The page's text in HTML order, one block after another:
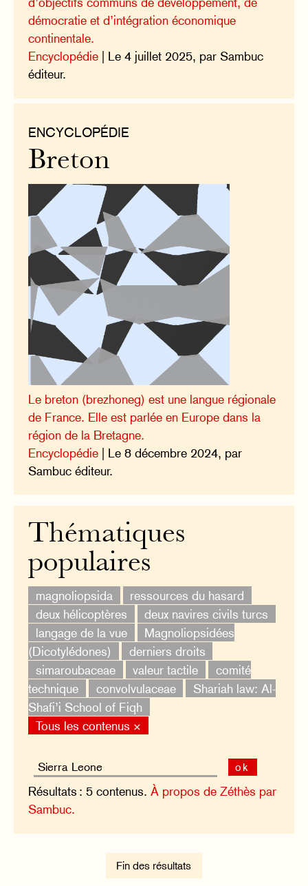
démocratie et d’intégration économique
continentale.
Encyclopédie | Le 4 juillet 2025, par Sambuc
éditeur.
ENCYCLOPÉDIE
Breton
Le breton (brezhoneg) est une langue régionale
de France. Elle est parlée en Europe dans la
région de la Bretagne.
Encyclopédie | Le 8 décembre 2024, par
Sambuc éditeur.
Thématiques
populaires
magnoliopsida
ressources du hasard
deux hélicoptères
deux navires civils turcs
langage de la vue
Magnoliopsidées
(Dicotylédones)
derniers droits
simaroubaceae
valeur tactile
comité
technique
convolvulaceae
Shariah law: Al-
Shafi’i School of Fiqh
Tous les contenus ×
ok
Résultats : 5 contenus.À propos de Zéthès par
Sambuc.
Fin des résultats